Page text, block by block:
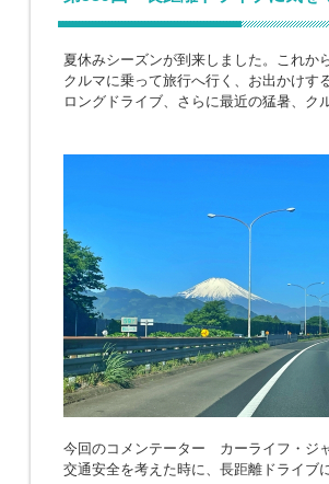
夏休みシーズンが到来しました。これか
クルマに乗って旅行へ行く、お出かけす
ロングドライブ、さらに最近の猛暑、ク
今回のコメンテーター カーライフ・ジ
交通安全を考えた時に、長距離ドライブ